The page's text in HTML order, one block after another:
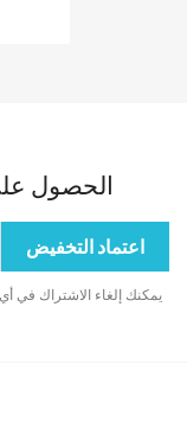
الحصول
يمكنك إلغاء الاشتراك في